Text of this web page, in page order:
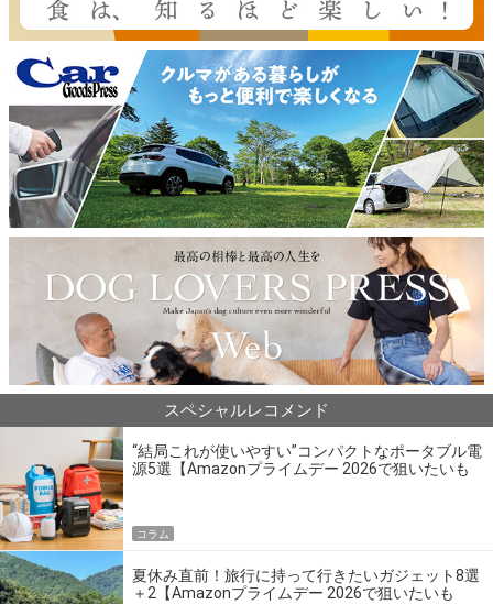
スペシャルレコメンド
“結局これが使いやすい”コンパクトなポータブル電
源5選【Amazonプライムデー 2026で狙いたいも
コラム
夏休み直前！旅行に持って行きたいガジェット8選
＋2【Amazonプライムデー 2026で狙いたいも